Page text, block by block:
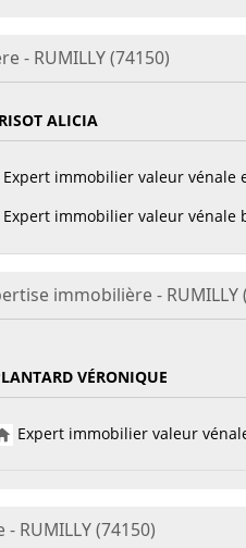
- RUMILLY (74150)
ALICIA
Expert immobilier valeur vénale
Expert immobilier valeur vénale
immobilière - RUMILLY
VÉRONIQUE
Expert immobilier valeur
RUMILLY (74150)